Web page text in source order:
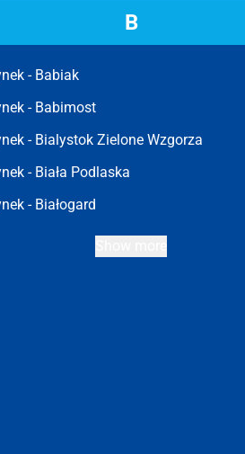
B
- Babiak
- Babimost
- Bialystok Zielone Wzgorza
- Biała Podlaska
- Białogard